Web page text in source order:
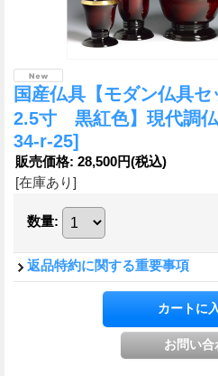
国産仏具【モダン仏具
2.5寸 黒紅色】現代調
34-r-25]
販売価格: 28,500円(税込)
[在庫あり]
数量:
返品特約に関する重要事項